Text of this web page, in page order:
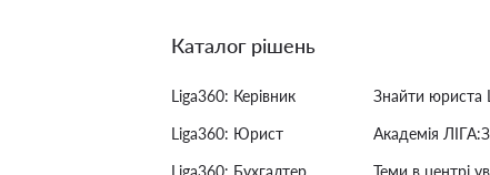
Каталог рішень
Liga360: Керівник
Liga360: Юрист
Liga360: Бухгалтер
Знайти юриста
Академія
Теми в центрі